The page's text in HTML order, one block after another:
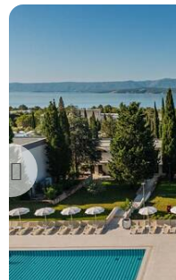
Previous